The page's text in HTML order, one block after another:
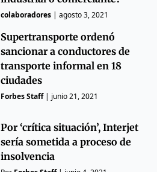
colaboradores |agosto 3, 2021
Supertransporte ordenó
sancionar a conductores de
transporte informal en 18
ciudades
Forbes Staff| junio 21, 2021
Por ‘crítica situación’, Interjet
sería sometida a proceso de
insolvencia